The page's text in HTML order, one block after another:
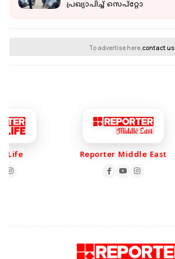
പ്രഖ്യാപിച്ച് സെപ്റ്റോ
To advertise here,contact us
Reporter Middle East